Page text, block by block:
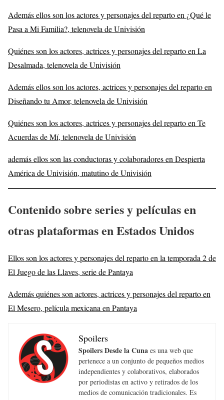
Además ellos son los actores y personajes del reparto en ¿Qué le
Pasa a Mi Familia?, telenovela de Univisión
Quiénes son los actores, actrices y personajes del reparto en La
Desalmada, telenovela de Univisión
Además ellos son los actores, actrices y personajes del reparto en
Diseñando tu Amor, telenovela de Univisión
Quiénes son los actores, actrices y personajes del reparto en Te
Acuerdas de Mí, telenovela de Univisión
además ellos son las conductoras y colaboradores en Despierta
América de Univisión, matutino de Univisión
Contenido sobre series y películas en
otras plataformas en Estados Unidos
Ellos son los actores y personajes del reparto en la temporada 2 de
El Juego de las Llaves, serie de Pantaya
Además quiénes son actores, actrices y personajes del reparto en
El Mesero, película mexicana en Pantaya
Spoilers
Spoilers Desde la Cuna es una web que
pertenece a un conjunto de pequeños medios
independientes y colaborativos, elaborados
por periodistas en activo y retirados de los
medios de comunicación tradicionales. Es